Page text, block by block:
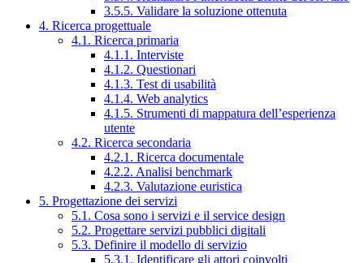
3.5.5. Validare la soluzione ottenuta
4. Ricerca progettuale
4.1. Ricerca primaria
4.1.1. Interviste
4.1.2. Questionari
4.1.3. Test di usabilità
4.1.4. Web analytics
4.1.5. Strumenti di mappatura dell’esperienza
utente
4.2. Ricerca secondaria
4.2.1. Ricerca documentale
4.2.2. Analisi benchmark
4.2.3. Valutazione euristica
5. Progettazione dei servizi
5.1. Cosa sono i servizi e il service design
5.2. Progettare servizi pubblici digitali
5.3. Definire il modello di servizio
5.3.1. Identificare gli attori coinvolti